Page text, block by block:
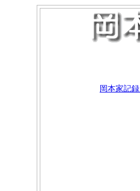
岡本家記録